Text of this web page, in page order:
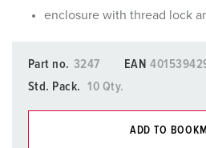
enclosure with thread lock
Part no. 3247 EAN
Std. Pack.
10 Qty.
ADD TO